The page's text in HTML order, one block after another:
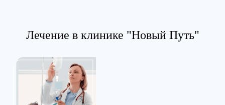
Лечение в клинике "Новый Путь"